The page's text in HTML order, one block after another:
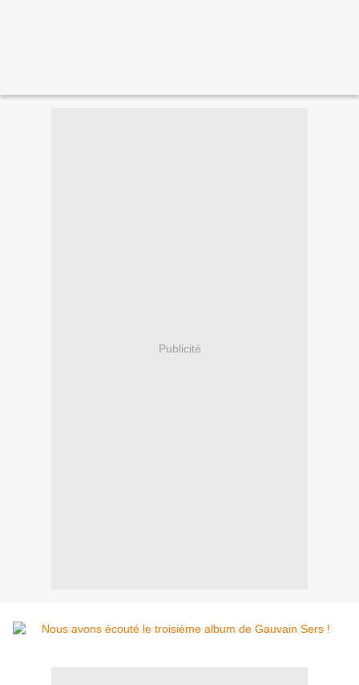
Publicité